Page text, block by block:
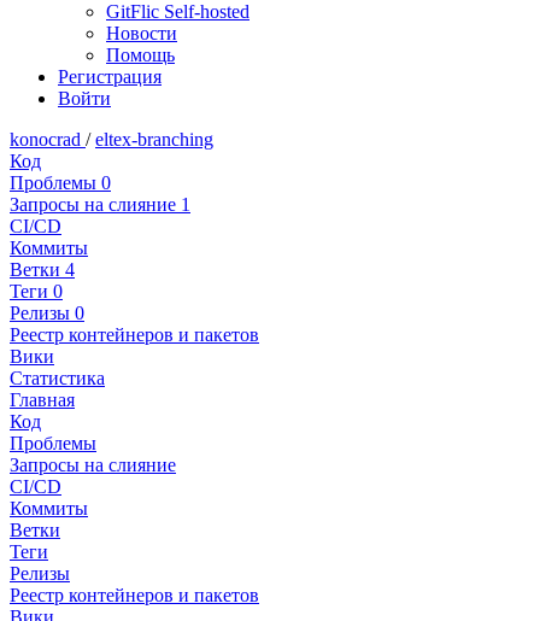
GitFlic Self-hosted
Новости
Помощь
Регистрация
Войти
konocrad / eltex-branching
Код
Проблемы 0
Запросы на слияние 1
CI/CD
Коммиты
Ветки 4
Теги 0
Релизы 0
Реестр контейнеров и пакетов
Вики
Статистика
Главная
Код
Проблемы
Запросы на слияние
CI/CD
Коммиты
Ветки
Теги
Релизы
Реестр контейнеров и пакетов